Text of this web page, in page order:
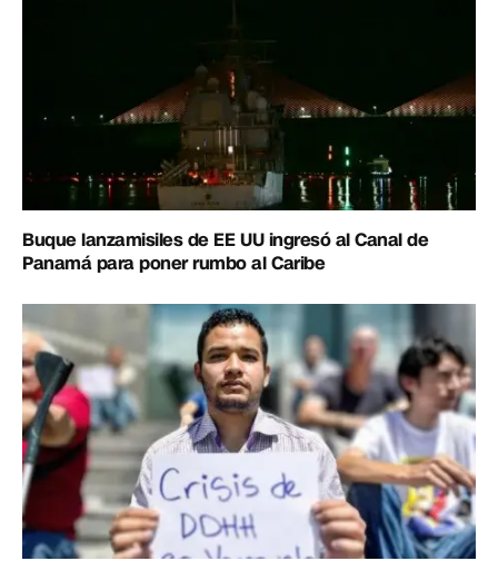
Buque lanzamisiles de EE UU ingresó al Canal de
Panamá para poner rumbo al Caribe